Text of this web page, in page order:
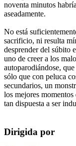
noventa minutos
aseadamente.
No está
sacrificio, ni resulta
desprender del súbito
uno de creer a los
autoparodiándose,
sólo que con peluca
secundarios, un
los mejores momentos
tan dispuesta a ser
Dirigida por